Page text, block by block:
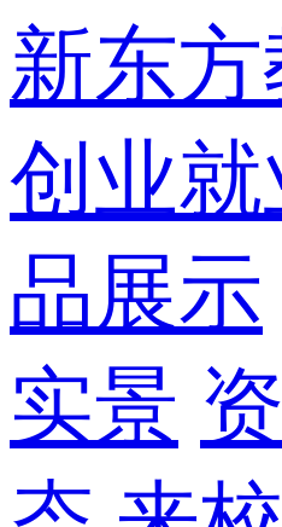
新东
创业就
品展示
实景